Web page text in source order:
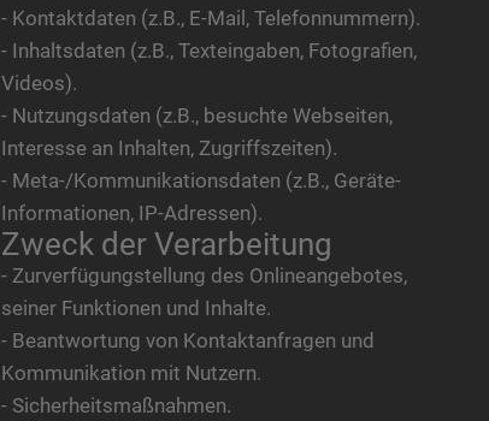
- Kontaktdaten (z.B., E-Mail, Telefonnummern).
- Inhaltsdaten (z.B., Texteingaben, Fotografien,
Videos).
- Nutzungsdaten (z.B., besuchte Webseiten,
Interesse an Inhalten, Zugriffszeiten).
- Meta-/Kommunikationsdaten (z.B., Geräte-
Informationen, IP-Adressen).
Zweck der Verarbeitung
- Zurverfügungstellung des Onlineangebotes,
seiner Funktionen und Inhalte.
- Beantwortung von Kontaktanfragen und
Kommunikation mit Nutzern.
- Sicherheitsmaßnahmen.